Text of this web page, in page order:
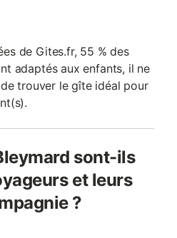
de Gites.fr, 55 % des
adaptés aux enfants, il ne
trouver le gîte idéal pour
sont-ils
et leurs
?